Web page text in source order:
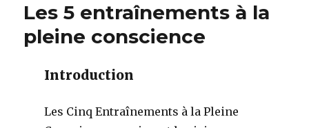
Les 5 entraînements à la
pleine conscience
Introduction
Les Cinq Entraînements à la Pleine